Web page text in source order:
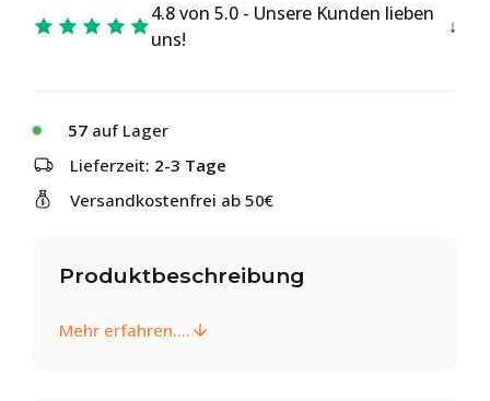
4.8 von 5.0 - Unsere Kunden lieben
uns!
57 auf Lager
Lieferzeit: 2-3 Tage
Versandkostenfrei ab 50€
Produktbeschreibung
Mehr erfahren....